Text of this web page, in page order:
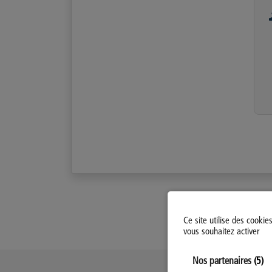
Ce site utilise des
vous souhaitez activer
Nos partenaires (5)